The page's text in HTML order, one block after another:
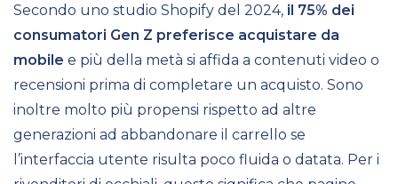
Secondo uno studio Shopify del 2024, il 75% dei
consumatori Gen Z preferisce acquistare da
mobile e più della metà si affida a contenuti video o
recensioni prima di completare un acquisto. Sono
inoltre molto più propensi rispetto ad altre
generazioni ad abbandonare il carrello se
l’interfaccia utente risulta poco fluida o datata. Per i